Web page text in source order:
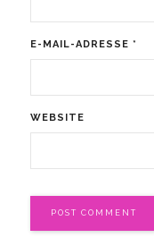
E-MAIL-ADRESSE *
WEBSITE